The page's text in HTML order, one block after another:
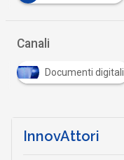
Canali
Documenti digitali
InnovAttori